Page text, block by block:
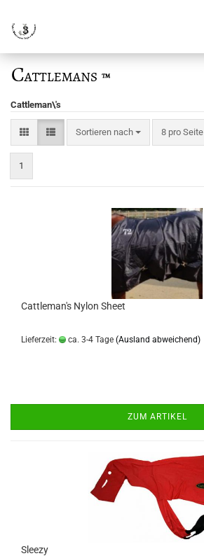
Cattleman\'s
Sortieren nach
Sortieren nach 8 pro Seite
pro Seite
1
Cattleman's Nylon Sheet
Lieferzeit: ca. 3-4 Tage (Ausland abweichend)
ZUM ARTIKEL
Sleezy